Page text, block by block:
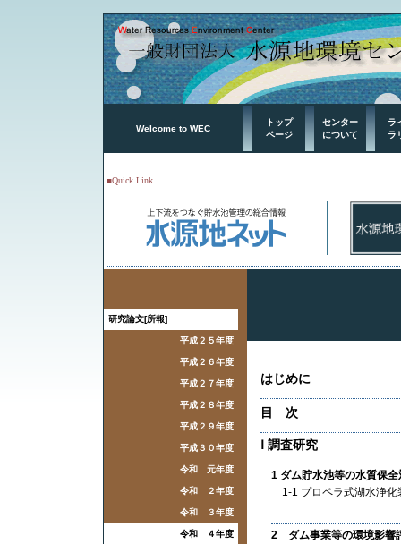
Welcome to WEC
トップ
ページ
センター
について
ラ
ラ
■Quick Link
研究論文[所報]
平成２５年度
平成２６年度
平成２７年度
平成２８年度
平成２９年度
平成３０年度
令和 元年度
令和 ２年度
令和 ３年度
令和 ４年度
はじめに
目 次
Ⅰ 調査研究
1 ダム貯水池等の水質保
1-1 プロペラ式湖水浄
2 ダム事業等の環境影響